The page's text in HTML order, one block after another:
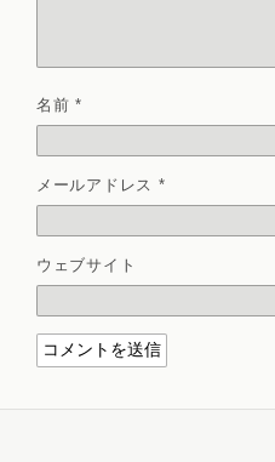
名前*
メールアドレス *
ウェブサイト